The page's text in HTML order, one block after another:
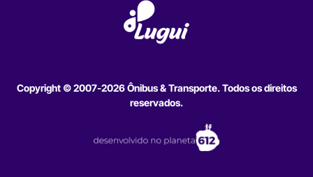
Copyright © 2007-2026 Ônibus & Transporte. Todos os direitos
reservados.